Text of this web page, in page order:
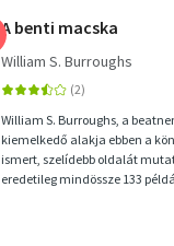
A benti macska
William S. Burroughs
William S. Burroughs, a
kiemelkedő alakja ebben a
ismert, szelídebb oldalát
eredetileg mindössze 133